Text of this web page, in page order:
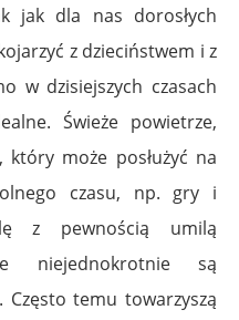
jak dla nas dorosłych
z dzieciństwem i z
w dzisiejszych czasach
Świeże powietrze,
może posłużyć na
czasu, np. gry i
z pewnością umilą
niejednokrotnie są
Często temu towarzyszą